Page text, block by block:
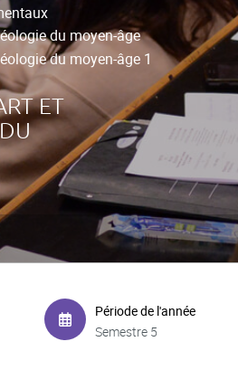
du moyen-âge
du moyen-âge 1
ET
Période de l'année
Semestre 5